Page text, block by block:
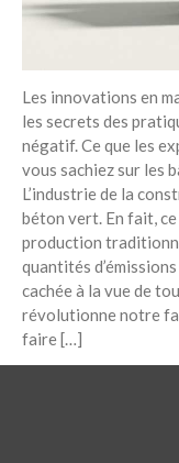
Les innovations en
les secrets des
négatif. Ce que les
vous sachiez sur les
L’industrie de la
béton vert. En fait, ce
production
quantités
cachée à la vue de
révolutionne notre
faire […]